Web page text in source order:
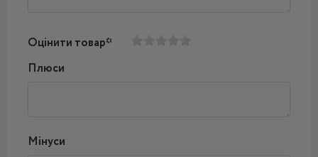
Оцінити товар*
Плюси
Мінуси